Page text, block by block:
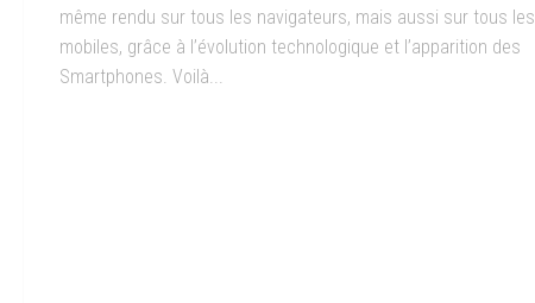
même rendu sur tous les navigateurs, mais aussi sur tous les
mobiles, grâce à l’évolution technologique et l’apparition des
Smartphones. Voilà...